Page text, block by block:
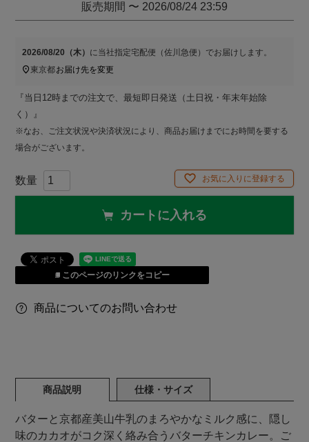
販売期間 〜 2026/08/24 23:59
2026/08/20（木） に当社指定宅配便（佐川急便） でお届けします。
東京都お届け先を変更
『当日12時までの注文で、最短即日発送（土日祝・年末年始除
く）』
※なお、ご注文状況や決済状況により、商品お届けまでにお時間を要する
場合がございます。
お気に入りに登録する
カートに入れる
このページのリンクをコピー
商品についてのお問い合わせ
商品説明 仕様・サイズ
バターと京都産美山牛乳のまろやかなミルク感に、隠し
味のカカオがコク深く絡み合うバターチキンカレー。ご